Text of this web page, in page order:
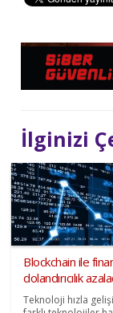
İlginizi
Blockchain ile
dolandırıcılık
Teknoloji hızla